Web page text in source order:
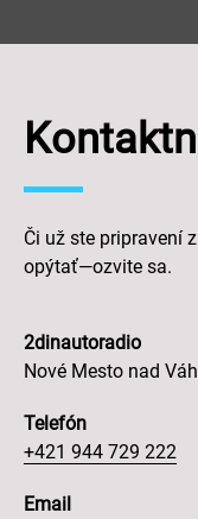
Či už ste pripravení
opýtať—ozvite sa.
2dinautoradio
Nové Mesto nad
Telefón
+421 944 729 222
Email